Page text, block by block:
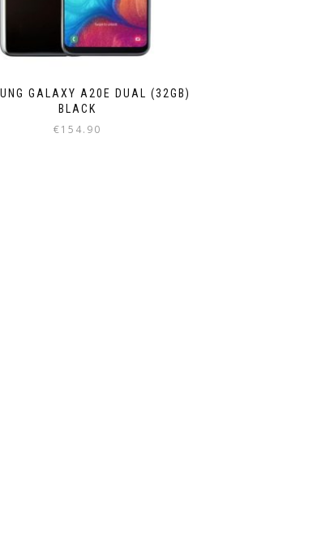
GALAXY A20E DUAL (32GB)
BLACK
€154.90